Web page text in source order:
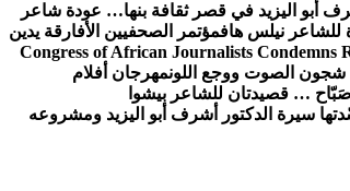
أبو اليزيد في قصر ثقافة بنها… عودة شاعر
للشاعر نيلس هافمؤتمر الصحفيين الأفارقة يدين
Congress of African Journalists Condemns
الصوت ووجع اللونمهرجان أفلام
… قصيدتان للشاعر بيشوا
سيرة الدكتور أشرف أبو اليزيد ومشروعه